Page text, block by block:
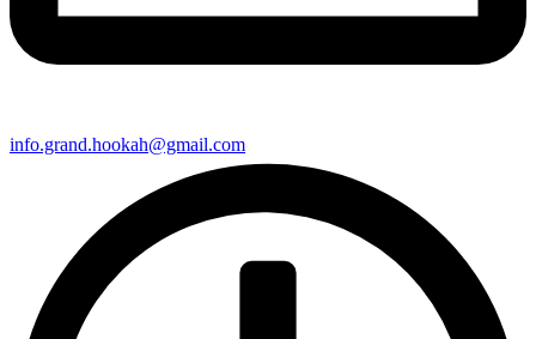
info.grand.hookah@gmail.com